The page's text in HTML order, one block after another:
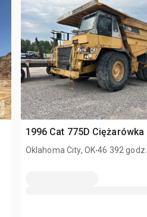
1996 Cat 775D Ciężarówka
Oklahoma City, OK.46 392 godz.